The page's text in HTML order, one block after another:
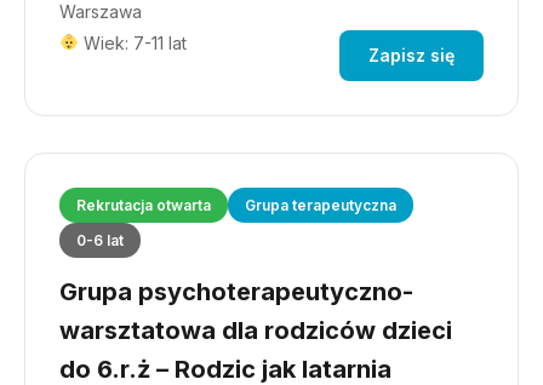
Warszawa
Wiek: 7-11 lat
Zapisz się
Rekrutacja otwarta
Grupa terapeutyczna
0-6 lat
Grupa psychoterapeutyczno-
warsztatowa dla rodziców dzieci
do 6.r.ż – Rodzic jak latarnia